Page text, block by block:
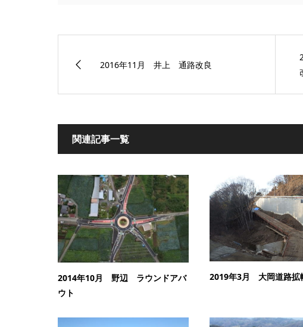
2016年11月 井上 通路改良
関連記事一覧
2014年10月 野辺 ラウンドアバ
ウト
2019年3月 大岡道路拡